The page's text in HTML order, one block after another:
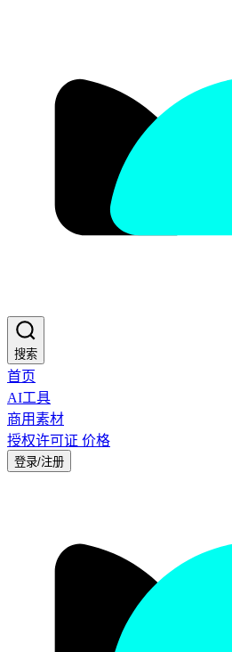
搜索
首页
AI工具
商用素材
授权许可证 价格
登录/注册